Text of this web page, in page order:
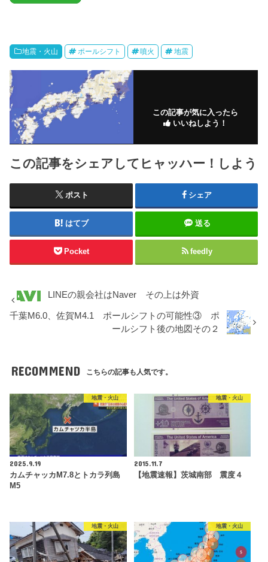
地震・火山 ポールシフト 噴火 地震
この記事が気に入ったら
いいねしよう！
この記事をシェアしてヒャッハー！しよう
ポスト シェア
はてブ 送る
Pocket feedly
LINEの親会社はNaver その上は外資
千葉M6.0、佐賀M4.1 ポールシフトの可能性③ ポ
ールシフト後の地図その２
RECOMMEND こちらの記事も人気です。
地震・火山
2025.9.19
カムチャッカM7.8とトカラ列島
M5
地震・火山
2015.11.7
【地震速報】茨城南部 震度４
地震・火山 地震・火山